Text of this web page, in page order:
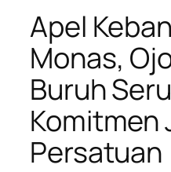
Apel
Monas,
Buruh
Komitmen
Persatuan